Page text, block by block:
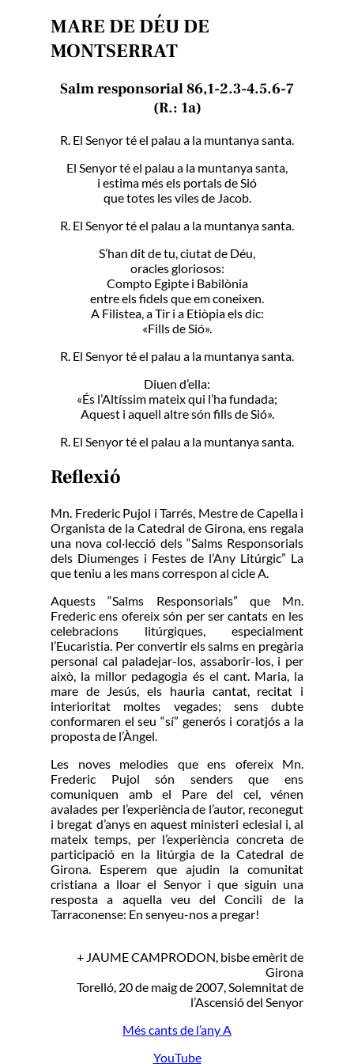
MARE DE DÉU DE
MONTSERRAT
Salm responsorial 86,1-2.3-4.5.6-7
(R.: 1a)
R. El Senyor té el palau a la muntanya santa.
El Senyor té el palau a la muntanya santa,
i estima més els portals de Sió
que totes les viles de Jacob.
R. El Senyor té el palau a la muntanya santa.
S’han dit de tu, ciutat de Déu,
oracles gloriosos:
Compto Egipte i Babilònia
entre els fidels que em coneixen.
A Filistea, a Tir i a Etiòpia els dic:
«Fills de Sió».
R. El Senyor té el palau a la muntanya santa.
Diuen d’ella:
«És l’Altíssim mateix qui l’ha fundada;
Aquest i aquell altre són fills de Sió».
R. El Senyor té el palau a la muntanya santa.
Reflexió
Mn. Frederic Pujol i Tarrés, Mestre de Capella i
Organista de la Catedral de Girona, ens regala
una nova col·lecció dels “Salms Responsorials
dels Diumenges i Festes de l’Any Litúrgic” La
que teniu a les mans correspon al cicle A.
Aquests “Salms Responsorials” que Mn.
Frederic ens ofereix són per ser cantats en les
celebracions litúrgiques, especialment
l’Eucaristia. Per convertir els salms en pregària
personal cal paladejar-los, assaborir-los, i per
això, la millor pedagogia és el cant. Maria, la
mare de Jesús, els hauria cantat, recitat i
interioritat moltes vegades; sens dubte
conformaren el seu “sí” generós i coratjós a la
proposta de l’Àngel.
Les noves melodies que ens ofereix Mn.
Frederic Pujol són senders que ens
comuniquen amb el Pare del cel, vénen
avalades per l’experiència de l’autor, reconegut
i bregat d’anys en aquest ministeri eclesial i, al
mateix temps, per l’experiència concreta de
participació en la litúrgia de la Catedral de
Girona. Esperem que ajudin la comunitat
cristiana a lloar el Senyor i que siguin una
resposta a aquella veu del Concili de la
Tarraconense: En senyeu-nos a pregar!
+ JAUME CAMPRODON, bisbe emèrit de
Girona
Torelló, 20 de maig de 2007, Solemnitat de
l’Ascensió del Senyor
Més cants de l’any A
YouTube